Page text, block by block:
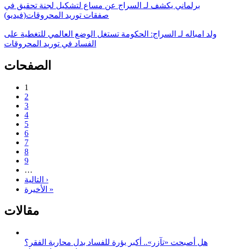
برلماني يكشف لـ السراج عن مساع لتشكيل لجنة تحقيق في
صفقات توريد المحروقات(فيديو)
ولد امباله لـ السراج: الحكومة تستغل الوضع العالمي للتغطية على
الفساد في توريد المحروقات
الصفحات
1
2
3
4
5
6
7
8
9
…
التالية ›
الأخيرة »
مقالات
هل أصبحت «تآزر».. أكبر بؤرة للفساد بدل محاربة الفقر؟